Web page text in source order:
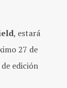
, estará
27 de
edición